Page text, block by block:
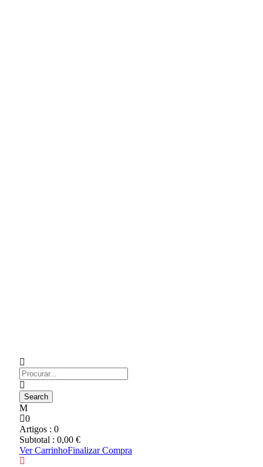
0
Artigos : 0
Subtotal : 0,00 €
Ver CarrinhoFinalizar Compra